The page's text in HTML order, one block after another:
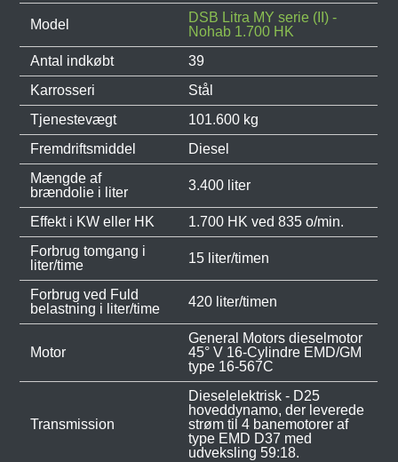
Model
DSB Litra MY serie (II) -
Nohab 1.700 HK
Antal indkøbt
39
Karrosseri
Stål
Tjenestevægt
101.600 kg
Fremdriftsmiddel
Diesel
Mængde af
brændolie i liter
3.400 liter
Effekt i KW eller HK
1.700 HK ved 835 o/min.
Forbrug tomgang i
liter/time
15 liter/timen
Forbrug ved Fuld
belastning i liter/time
420 liter/timen
Motor
General Motors dieselmotor
45° V 16-Cylindre EMD/GM
type 16-567C
Transmission
Dieselelektrisk - D25
hoveddynamo, der leverede
strøm til 4 banemotorer af
type EMD D37 med
udveksling 59:18.